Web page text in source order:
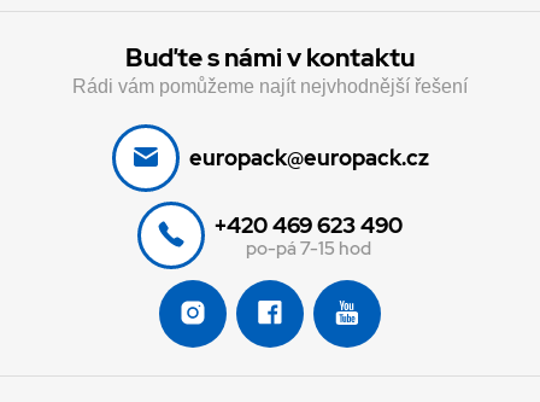
Buďte s námi v kontaktu
Rádi vám pomůžeme najít nejvhodnější řešení
europack@europack.cz
+420 469 623 490
po-pá 7-15 hod